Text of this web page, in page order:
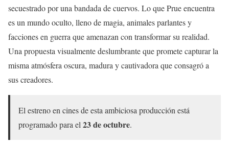
secuestrado por una bandada de cuervos. Lo que Prue encuentra
es un mundo oculto, lleno de magia, animales parlantes y
facciones en guerra que amenazan con transformar su realidad.
Una propuesta visualmente deslumbrante que promete capturar la
misma atmósfera oscura, madura y cautivadora que consagró a
sus creadores.
El estreno en cines de esta ambiciosa producción está
programado para el 23 de octubre.